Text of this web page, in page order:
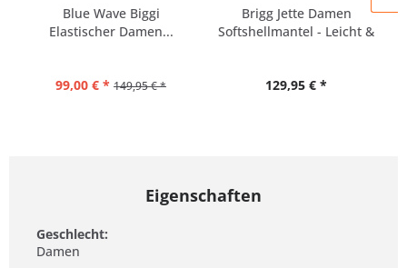
Blue Wave Biggi
Elastischer Damen...
99,00 € * 149,95 € *
Brigg Jette Damen
Softshellmantel - Leicht &
129,95 € *
Eigenschaften
Geschlecht:
Damen